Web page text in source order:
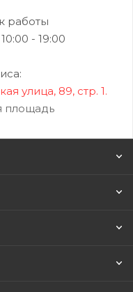
работы
- 19:00
улица, 89, стр. 1.
площадь